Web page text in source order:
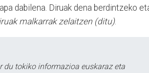
dabilena. Diruak dena berdintzeko
malkarrak zelaitzen (ditu).
du tokiko informazioa euskaraz eta